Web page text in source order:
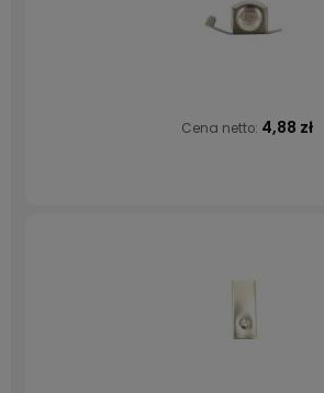
Cena netto: 4,88 zł